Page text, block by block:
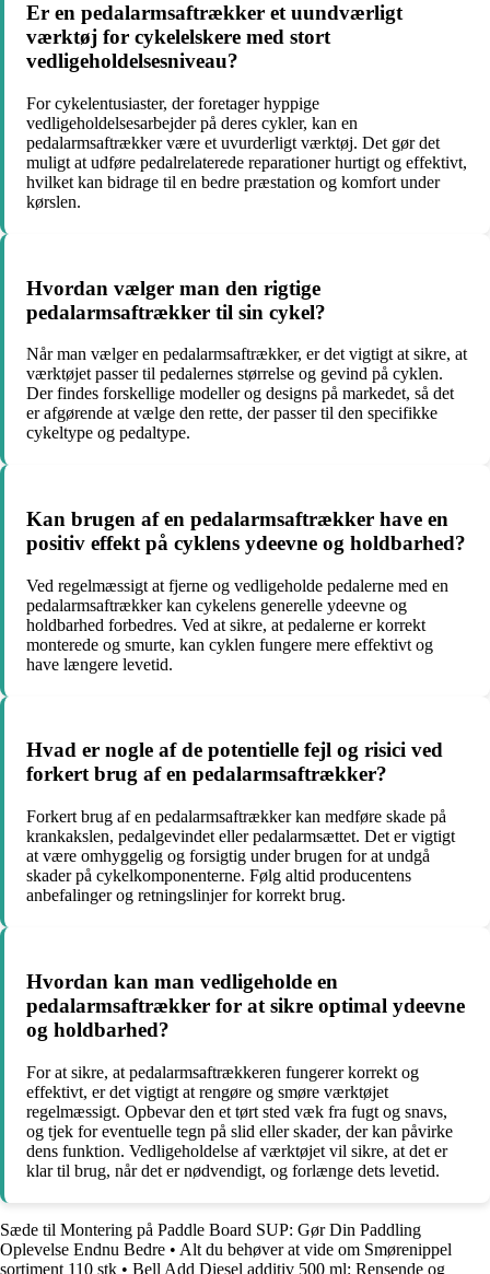
Er en pedalarmsaftrækker et uundværligt
værktøj for cykelelskere med stort
vedligeholdelsesniveau?
For cykelentusiaster, der foretager hyppige
vedligeholdelsesarbejder på deres cykler, kan en
pedalarmsaftrækker være et uvurderligt værktøj. Det gør det
muligt at udføre pedalrelaterede reparationer hurtigt og effektivt,
hvilket kan bidrage til en bedre præstation og komfort under
kørslen.
Hvordan vælger man den rigtige
pedalarmsaftrækker til sin cykel?
Når man vælger en pedalarmsaftrækker, er det vigtigt at sikre, at
værktøjet passer til pedalernes størrelse og gevind på cyklen.
Der findes forskellige modeller og designs på markedet, så det
er afgørende at vælge den rette, der passer til den specifikke
cykeltype og pedaltype.
Kan brugen af en pedalarmsaftrækker have en
positiv effekt på cyklens ydeevne og holdbarhed?
Ved regelmæssigt at fjerne og vedligeholde pedalerne med en
pedalarmsaftrækker kan cykelens generelle ydeevne og
holdbarhed forbedres. Ved at sikre, at pedalerne er korrekt
monterede og smurte, kan cyklen fungere mere effektivt og
have længere levetid.
Hvad er nogle af de potentielle fejl og risici ved
forkert brug af en pedalarmsaftrækker?
Forkert brug af en pedalarmsaftrækker kan medføre skade på
krankakslen, pedalgevindet eller pedalarmsættet. Det er vigtigt
at være omhyggelig og forsigtig under brugen for at undgå
skader på cykelkomponenterne. Følg altid producentens
anbefalinger og retningslinjer for korrekt brug.
Hvordan kan man vedligeholde en
pedalarmsaftrækker for at sikre optimal ydeevne
og holdbarhed?
For at sikre, at pedalarmsaftrækkeren fungerer korrekt og
effektivt, er det vigtigt at rengøre og smøre værktøjet
regelmæssigt. Opbevar den et tørt sted væk fra fugt og snavs,
og tjek for eventuelle tegn på slid eller skader, der kan påvirke
dens funktion. Vedligeholdelse af værktøjet vil sikre, at det er
klar til brug, når det er nødvendigt, og forlænge dets levetid.
Sæde til Montering på Paddle Board SUP: Gør Din Paddling
Oplevelse Endnu Bedre • Alt du behøver at vide om Smørenippel
sortiment 110 stk • Bell Add Diesel additiv 500 ml: Rensende og